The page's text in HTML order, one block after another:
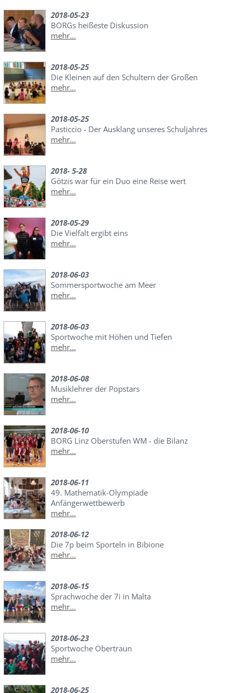
2018-05-23
BORGs heißeste Diskussion
mehr...
2018-05-25
Die Kleinen auf den Schultern der Großen
mehr...
2018-05-25
Pasticcio - Der Ausklang unseres Schuljahres
mehr...
2018- 5-28
Götzis war für ein Duo eine Reise wert
mehr...
2018-05-29
Die Vielfalt ergibt eins
mehr...
2018-06-03
Sommersportwoche am Meer
mehr...
2018-06-03
Sportwoche mit Höhen und Tiefen
mehr...
2018-06-08
Musiklehrer der Popstars
mehr...
2018-06-10
BORG Linz Oberstufen WM - die Bilanz
mehr...
2018-06-11
49. Mathematik-Olympiade
Anfängerwettbewerb
mehr...
2018-06-12
Die 7p beim Sporteln in Bibione
mehr...
2018-06-15
Sprachwoche der 7i in Malta
mehr...
2018-06-23
Sportwoche Obertraun
mehr...
2018-06-25